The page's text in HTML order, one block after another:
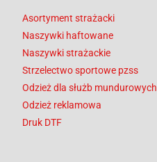
Asortyment strażacki
Naszywki haftowane
Naszywki strażackie
Strzelectwo sportowe pzss
Odzież dla służb mundurowych
Odzież reklamowa
Druk DTF